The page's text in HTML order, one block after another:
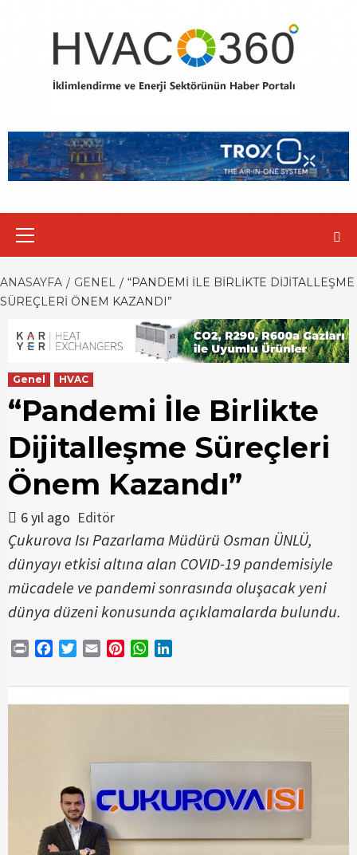
ANASAYFA GENEL
“PANDEMI İLE BIRLIKTE DIJITALLEŞME
SÜREÇLERI ÖNEM KAZANDI”
Genel HVAC
“Pandemi İle Birlikte
Dijitalleşme Süreçleri
Önem Kazandı”
6 yıl ago Editör
Çukurova Isı Pazarlama Müdürü Osman ÜNLÜ,
dünyayı etkisi altına alan COVID-19 pandemisiyle
mücadele ve pandemi sonrasında oluşacak yeni
dünya düzeni konusunda açıklamalarda bulundu.
Print FacebookTwitterEmail PinterestWhatsApp